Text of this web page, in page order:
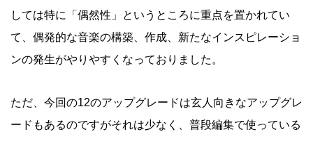
しては特に「偶然性」というところに重点を置かれてい
て、偶発的な音楽の構築、作成、新たなインスピレーショ
ンの発生がやりやすくなっておりました。
ただ、今回の12のアップグレードは玄人向きなアップグレ
ードもあるのですがそれは少なく、普段編集で使っている